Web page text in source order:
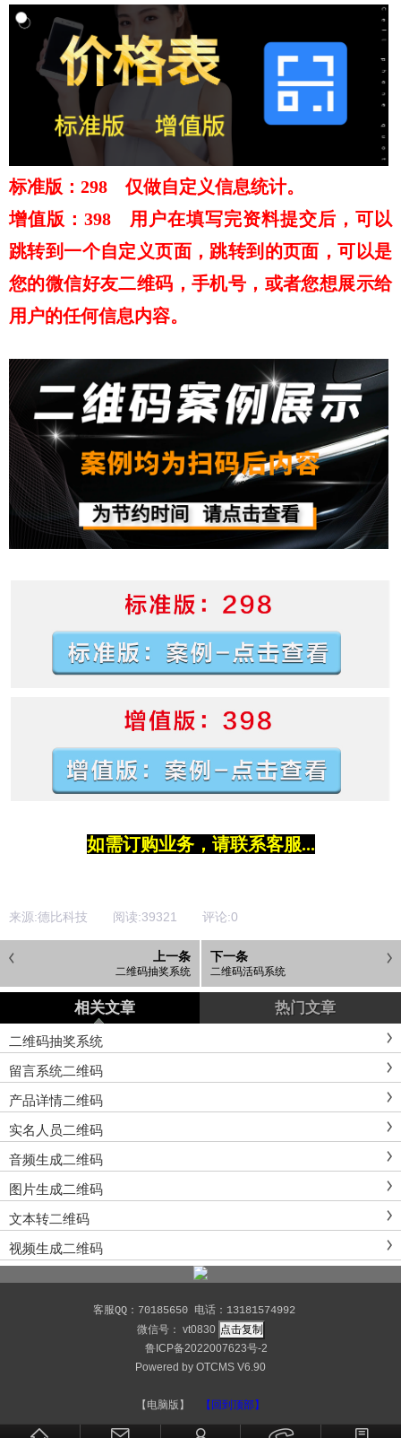
标准版：298 仅做自定义信息统计。
增值版：398 用户在填写完资料提交后，可以
跳转到一个自定义页面，跳转到的页面，可以是
您的微信好友二维码，手机号，或者您想展示给
用户的任何信息内容。
如需订购业务，请联系客服...
来源:德比科技 阅读:39321 评论:0
上一条
二维码抽奖系统
下一条
二维码活码系统
相关文章 热门文章
二维码抽奖系统
留言系统二维码
产品详情二维码
实名人员二维码
音频生成二维码
图片生成二维码
文本转二维码
视频生成二维码
客服QQ：70185650 电话：13181574992
微信号： vt0830 点击复制
鲁ICP备2022007623号-2
Powered by OTCMS V6.90
【电脑版】 【回到顶部】